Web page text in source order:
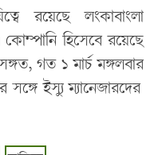
রয়েছে লংকাবাংলা
হিসেবে রয়েছে
গত ১ মার্চ মঙ্গলবার
ইস্যু ম্যানেজারদের